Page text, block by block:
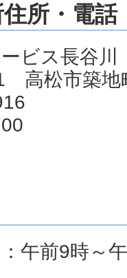
所・電話
ビス長谷川
高松市築地
午前9時～